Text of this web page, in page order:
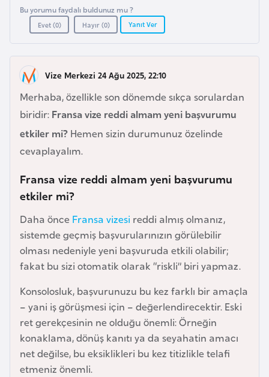
Bu yorumu faydalı buldunuz mu ?
Evet (0) Hayır (0) Yanıt Ver
Vize Merkezi 24 Ağu 2025, 22:10
Merhaba, özellikle son dönemde sıkça sorulardan
biridir: Fransa vize reddi almam yeni başvurumu
etkiler mi? Hemen sizin durumunuz özelinde
cevaplayalım.
Fransa vize reddi almam yeni başvurumu
etkiler mi?
Daha önce Fransa vizesi reddi almış olmanız,
sistemde geçmiş başvurularınızın görülebilir
olması nedeniyle yeni başvuruda etkili olabilir;
fakat bu sizi otomatik olarak “riskli” biri yapmaz.
Konsolosluk, başvurunuzu bu kez farklı bir amaçla
– yani iş görüşmesi için – değerlendirecektir. Eski
ret gerekçesinin ne olduğu önemli: Örneğin
konaklama, dönüş kanıtı ya da seyahatin amacı
net değilse, bu eksiklikleri bu kez titizlikle telafi
etmeniz önemli.
a
h
r
e
y
n
B
a
n
g
l
a
d
e
e